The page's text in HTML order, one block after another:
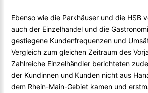
Ebenso wie die Parkhäuser und die HSB
auch der Einzelhandel und die
gestiegene Kundenfrequenzen und
Vergleich zum gleichen Zeitraum des
Zahlreiche Einzelhändler berichteten
der Kundinnen und Kunden nicht aus
dem Rhein-Main-Gebiet kamen und